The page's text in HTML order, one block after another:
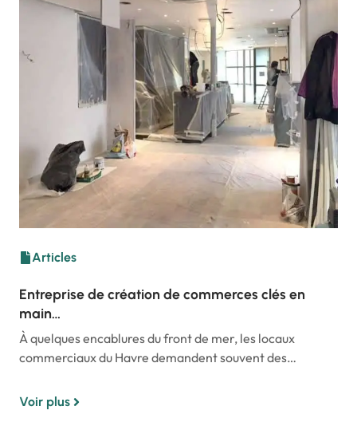
Articles
Entreprise de création de commerces clés en
main…
À quelques encablures du front de mer, les locaux
commerciaux du Havre demandent souvent des…
Voir plus